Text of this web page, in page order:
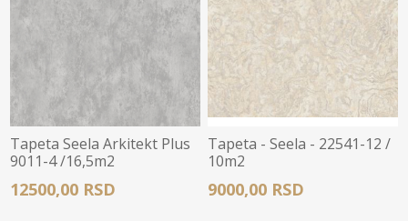
Tapeta Seela Arkitekt Plus
9011-4 /16,5m2
12500,00 RSD
Tapeta - Seela - 22541-12 /
10m2
9000,00 RSD